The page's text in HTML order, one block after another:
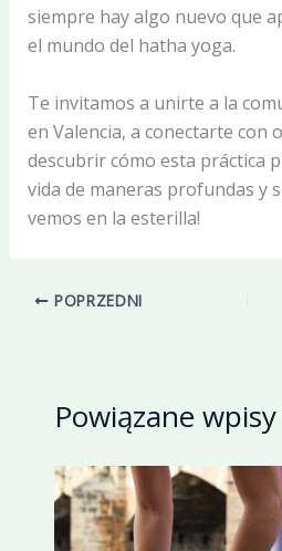
siempre hay algo nuevo que
el mundo del hatha yoga.
Te invitamos a unirte a la
en Valencia, a conectarte con
descubrir cómo esta práctica
vida de maneras profundas y
vemos en la esterilla!
POPRZEDNI
Powiązane wpisy